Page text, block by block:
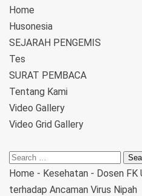
Home
Husonesia
SEJARAH PENGEMIS
Tes
SURAT PEMBACA
Tentang Kami
Video Gallery
Video Grid Gallery
Home - Kesehatan - Dosen FK
terhadap Ancaman Virus Nipah